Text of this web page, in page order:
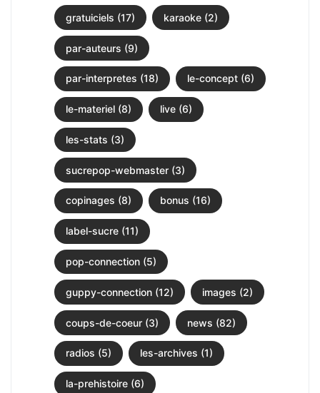
gratuiciels (17) karaoke (2)
par-auteurs (9)
par-interpretes (18) le-concept (6)
le-materiel (8) live (6)
les-stats (3)
sucrepop-webmaster (3)
copinages (8) bonus (16)
label-sucre (11)
pop-connection (5)
guppy-connection (12) images (2)
coups-de-coeur (3) news (82)
radios (5) les-archives (1)
la-prehistoire (6)